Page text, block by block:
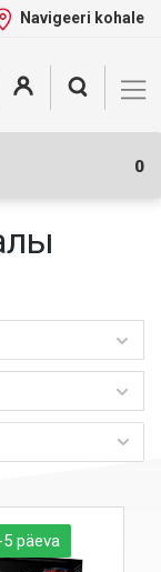
Navigeeri kohale
0
+
päeva